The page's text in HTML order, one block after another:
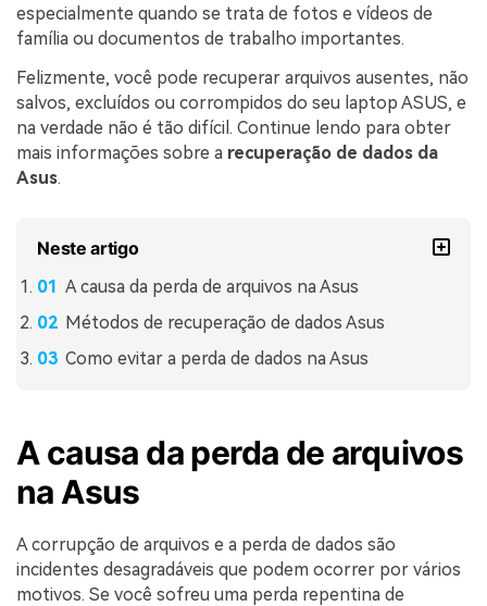
especialmente quando se trata de fotos e vídeos de
família ou documentos de trabalho importantes.
Felizmente, você pode recuperar arquivos ausentes, não
salvos, excluídos ou corrompidos do seu laptop ASUS, e
na verdade não é tão difícil. Continue lendo para obter
mais informações sobre a recuperação de dados da
Asus.
Neste artigo
A causa da perda de arquivos na Asus
Métodos de recuperação de dados Asus
Como evitar a perda de dados na Asus
A causa da perda de arquivos
na Asus
A corrupção de arquivos e a perda de dados são
incidentes desagradáveis que podem ocorrer por vários
motivos. Se você sofreu uma perda repentina de